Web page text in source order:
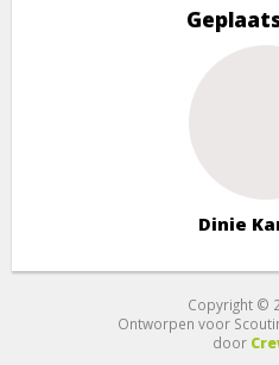
Dinie
Copyright ©
Ontworpen voor
door